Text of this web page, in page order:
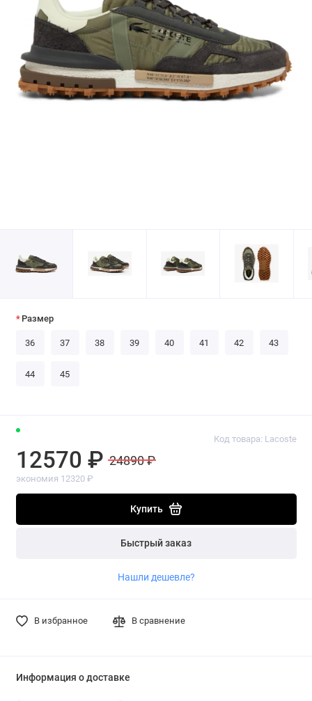
Код товара: Lacoste
12570 ₽ 24890 ₽
экономия 12320 ₽
Купить
Быстрый заказ
Нашли дешевле?
В избранное В сравнение
Размер
36 37 38 39 40 41 42 43
44 45
Информация о доставке